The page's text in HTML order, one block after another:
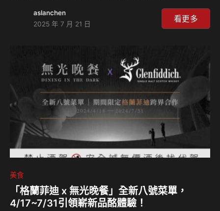
aslanchen
2025 年 7 月 21 日
看更多
美食
「格蘭菲迪 x 無光晚餐」全新八號菜單，
4/17~7/31引領嶄新品酩體驗！